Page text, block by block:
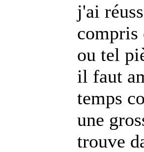
j'ai
compris
ou tel
il faut
temps
une
trouve